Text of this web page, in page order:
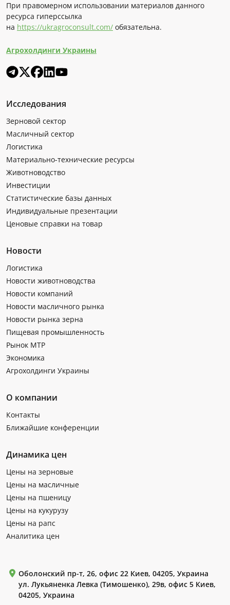
При правомерном использовании материалов данного
ресурса гиперссылка
на https://ukragroconsult.com/ обязательна.
Агрохолдинги Украины
Исследования
Зерновой сектор
Масличный сектор
Логистика
Материально-технические ресурсы
Животноводство
Инвестиции
Статистические базы данных
Индивидуальные презентации
Ценовые справки на товар
Новости
Логистика
Новости животноводства
Новости компаний
Новости масличного рынка
Новости рынка зерна
Пищевая промышленность
Рынок МТР
Экономика
Агрохолдинги Украины
О компании
Контакты
Ближайшие конференции
Динамика цен
Цены на зерновые
Цены на масличные
Цены на пшеницу
Цены на кукурузу
Цены на рапс
Аналитика цен
Оболонский пр-т, 26, офис 22 Киев, 04205, Украина
ул. Лукьяненка Левка (Тимошенко), 29в, офис 5 Киев,
04205, Украина